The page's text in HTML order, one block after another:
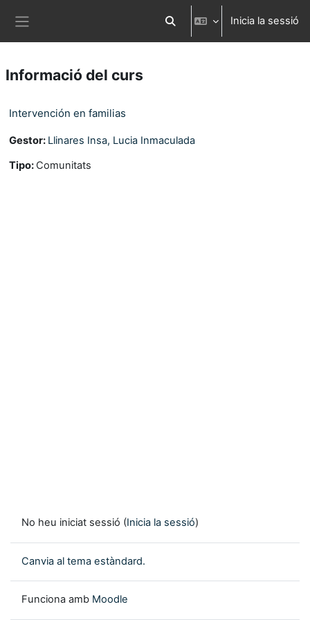
Commuta l'entrada de la cerca
Inicia la sessió
Informació del curs
Intervención en familias
Gestor: Llinares Insa, Lucia Inmaculada
Tipo: Comunitats
No heu iniciat sessió (Inicia la sessió)
Canvia al tema estàndard.
Funciona amb Moodle